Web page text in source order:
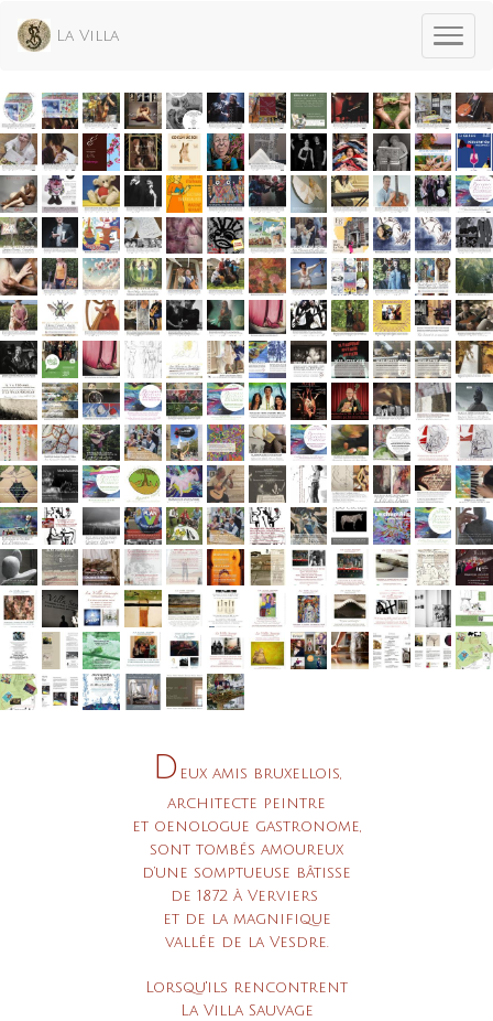
La Villa
D eux amis bruxellois,
architecte peintre
et oenologue gastronome,
sont tombés amoureux
d’une somptueuse bâtisse
de 1872 à Verviers
et de la magnifique
vallée de la Vesdre.
Lorsqu'ils rencontrent
La Villa Sauvage